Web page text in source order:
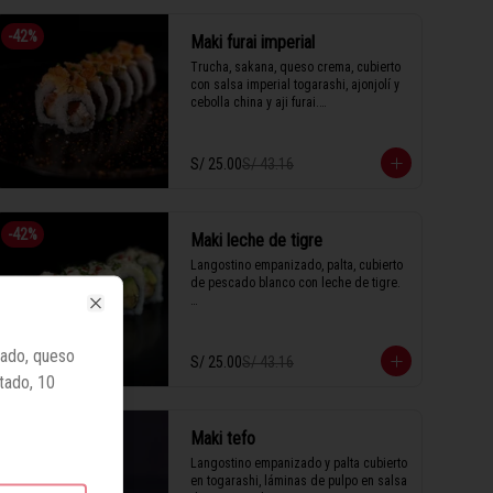
-42% Maki furai imperial
Trucha, sakana, queso crema, cubierto
con salsa imperial togarashi, ajonjolí y
cebolla china y aji furai.
1 Tabla (10 unidades)
S/ 25.00S/ 43.16
-42% Maki leche de tigre
Langostino empanizado, palta, cubierto
de pescado blanco con leche de tigre.
1 Tabla (10 unidades)
S/ 25.00S/ 43.16
Maki tefo
Langostino empanizado y palta cubierto
en togarashi, láminas de pulpo en salsa
queso
10